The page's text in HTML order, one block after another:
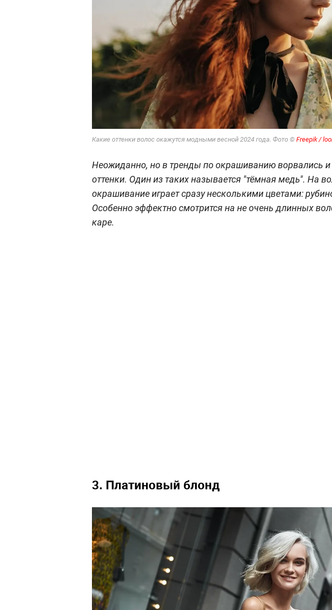
Какие оттенки волос окажутся модными весной 2024 года. Фото © Freepik /
Неожиданно, но в тренды по окрашиванию ворвались
оттенки. Один из таких называется "тёмная медь". На
окрашивание играет сразу несколькими цветами:
Особенно эффектно смотрится на не очень длинных
каре.
3. Платиновый блонд